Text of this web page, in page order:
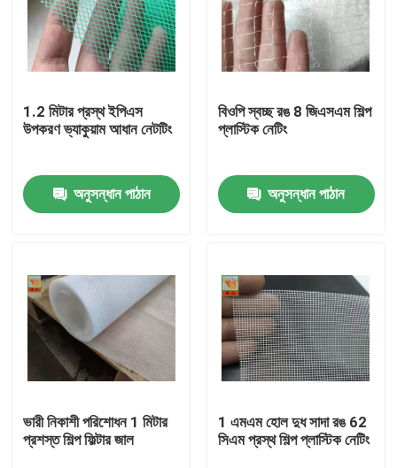
আমাদের সম্পর্কে
পরিচিতি
পণ্য
এক্সট্রুড প্লাস্টিক নেটিং
কৃষি নেটিং
অ্যাকুয়াকালচার নেটিং
1.2 মিটার প্রস্থ ইপিএস
উপকরণ ভ্যাকুয়াম আধান নেটটিং
অনুসন্ধান পাঠান
বিওপি স্বচ্ছ রঙ 8 জিএসএম শিল্প
প্লাস্টিক নেটিং
অনুসন্ধান পাঠান
ভারী নিকাশী পরিশোধন 1 মিটার
প্রশস্ত শিল্প ফিল্টার জাল
1 এমএম হোল দুধ সাদা রঙ 62
সিএম প্রস্থ শিল্প প্লাস্টিক নেটিং